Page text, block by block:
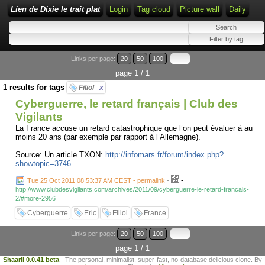
Lien de Dixie le trait plat Login Tag cloud Picture wall Daily
Links per page: 20 50 100
page 1 / 1
1 results for tags
Filiol x
Cyberguerre, le retard français | Club des
Vigilants
La France accuse un retard catastrophique que l’on peut évaluer à au
moins 20 ans (par exemple par rapport à l’Allemagne).
Source: Un article TXON: http://infomars.fr/forum/index.php?
showtopic=3746
Tue 25 Oct 2011 08:53:37 AM CEST - permalink - -
http://www.clubdesvigilants.com/archives/2011/09/cyberguerre-le-retard-francais-
2/#more-2956
Cyberguerre Eric Filiol France
Links per page: 20 50 100
page 1 / 1
Shaarli 0.0.41 beta - The personal, minimalist, super-fast, no-database delicious clone. By